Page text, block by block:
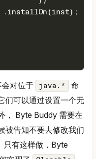
对位于 java.*
命
们可以通过设置一个无
， Byte Buddy 需要在
被告知不要去修改我们
只有这样做，Byte